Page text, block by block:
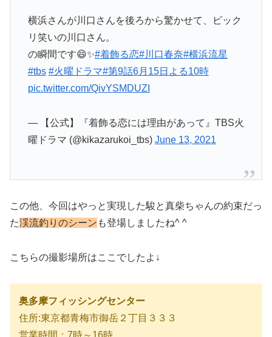
横浜さんが川口さんを後ろから驚かせて、ビック
リ笑いの川口さん。
の瞬間です😄✨#着飾る恋#川口春奈#横浜流星
#tbs #火曜ドラマ#第9話6月15日よる10時
pic.twitter.com/QivYSMDUZI
— 【公式】『着飾る恋には理由があって』TBS火
曜ドラマ (@kikazarukoi_tbs) June 13, 2021
この他、今回はやっと実現した駿と真柴ちゃんの約束だっ
た渓流釣りのシーン も登場しましたね^ ^
こちらの撮影場所はここでしたよ↓
奥多摩フィッシングセンター
住所:東京都青梅市御岳２丁目３３３
営業時間：7時～16時